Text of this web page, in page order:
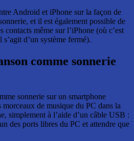
Android et iPhone sur la façon de
et il est également possible de
contacts même sur l’iPhone (où c’est
d’un système fermé).
comme sonnerie
sonnerie sur un smartphone
de musique du PC dans la
simplement à l’aide d’un câble USB :
des ports libres du PC et attendre que